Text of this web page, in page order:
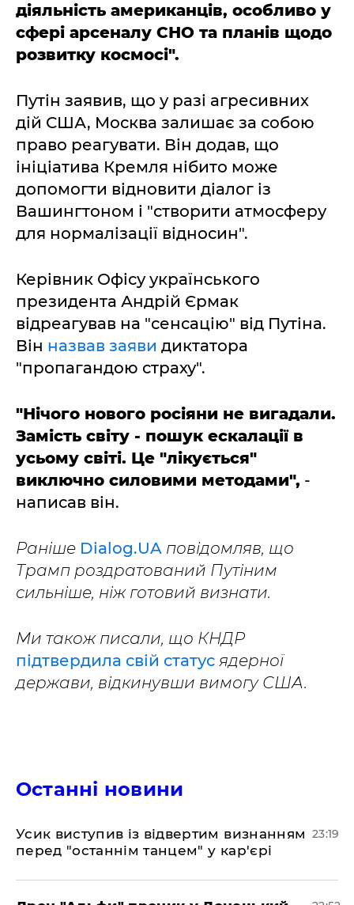
діяльність американців, особливо у
сфері арсеналу СНО та планів щодо
розвитку космосі".
Путін заявив, що у разі агресивних
дій США, Москва залишає за собою
право реагувати. Він додав, що
ініціатива Кремля нібито може
допомогти відновити діалог із
Вашингтоном і "створити атмосферу
для нормалізації відносин".
Керівник Офісу українського
президента Андрій Єрмак
відреагував на "сенсацію" від Путіна.
Він назвав заяви диктатора
"пропагандою страху".
"Нічого нового росіяни не вигадали.
Замість світу - пошук ескалації в
усьому світі. Це "лікується"
виключно силовими методами", -
написав він.
Раніше Dialog.UA повідомляв, що
Трамп роздратований Путіним
сильніше, ніж готовий визнати.
Ми також писали, що КНДР
підтвердила свій статус ядерної
держави, відкинувши вимогу США.
Останні новини
​Усик виступив із відвертим визнанням
перед "останнім танцем" у кар'єрі
23:19